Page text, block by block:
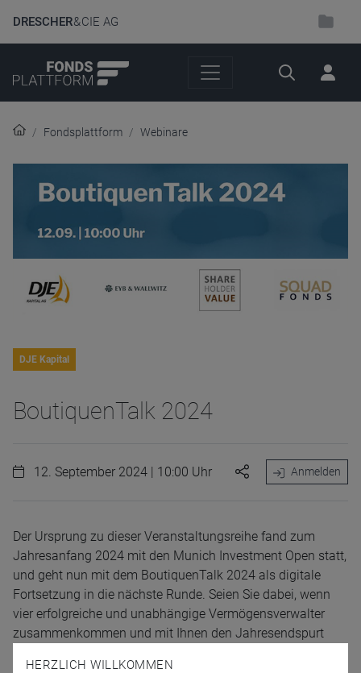
DRESCHER& CIE AG
Suche
Fondsplattform Webinare
DJE Kapital
BoutiquenTalk 2024
12. September 2024 | 10:00 Uhr Anmelden
Der Ursprung zu dieser Veranstaltungsreihe fand zum
Jahresanfang 2024 mit den Munich Investment Open statt,
und geht nun mit dem BoutiquenTalk 2024 als digitale
Fortsetzung in die nächste Runde. Seien Sie dabei, wenn
vier erfolgreiche und unabhängige Vermögensverwalter
zusammenkommen und mit Ihnen den Jahresendspurt
HERZLICH WILLKOMMEN